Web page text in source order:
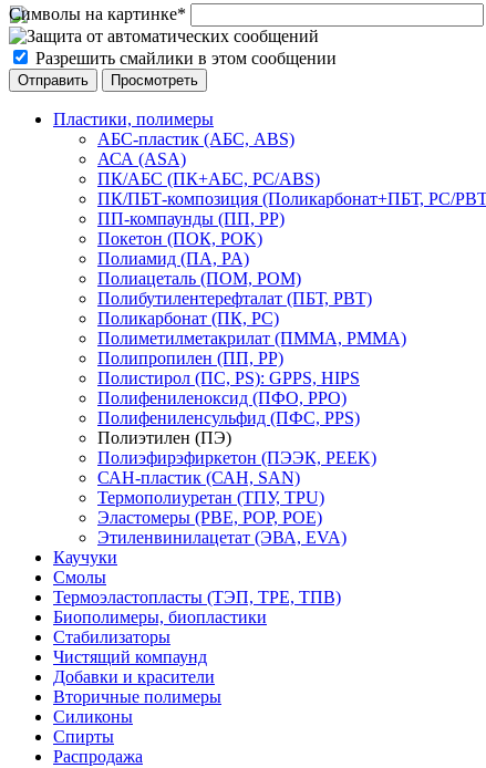
Символы на картинке*
Разрешить смайлики в этом сообщении
Пластики, полимеры
АБС-пластик (АБС, ABS)
АСА (ASA)
ПК/АБС (ПК+АБС, PC/ABS)
ПК/ПБТ-композиция (Поликарбонат+ПБТ, PC/
ПП-компаунды (ПП, PP)
Покетон (ПОК, POK)
Полиамид (ПА, PA)
Полиацеталь (ПОМ, POM)
Полибутилентерефталат (ПБТ, РВТ)
Поликарбонат (ПК, PC)
Полиметилметакрилат (ПММА, PMMA)
Полипропилен (ПП, PP)
Полистирол (ПС, PS): GPPS, HIPS
Полифениленоксид (ПФО, PPO)
Полифениленсульфид (ПФС, PPS)
Полиэтилен (ПЭ)
Полиэфирэфиркетон (ПЭЭК, PEEK)
САН-пластик (САН, SAN)
Термополиуретан (ТПУ, TPU)
Эластомеры (PBE, POP, POE)
Этиленвинилацетат (ЭВА, EVA)
Каучуки
Смолы
Термоэластопласты (ТЭП, TPE, ТПВ)
Биополимеры, биопластики
Стабилизаторы
Чистящий компаунд
Добавки и красители
Вторичные полимеры
Силиконы
Спирты
Распродажа